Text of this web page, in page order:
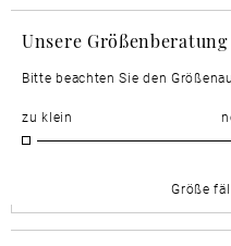
Unsere Größenberatung
Bitte beachten Sie den
zu klein
Größe